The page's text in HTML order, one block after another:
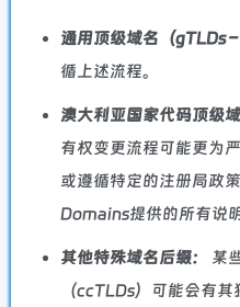
通用顶级域名（gTLDs
循上述流程。
澳大利亚国家代码顶级
有权变更流程可能更为
或遵循特定的注册局政
Domains提供的所有说明
其他特殊域名后缀：
某
（ccTLDs）可能会有